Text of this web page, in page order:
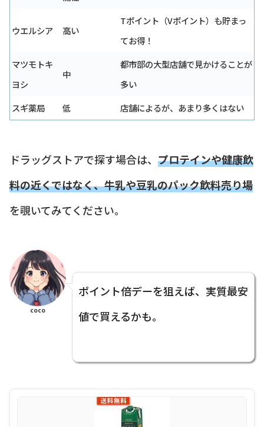
ウエルシア 高い
Tポイント（Vポイント）も貯まっ
てお得！
マツモトキ
ヨシ
中
都市部の大型店舗で見かけることが
多い
スギ薬局
低 店舗によるが、あまり多くはない
ドラッグストアで探す場合は、 プロテインや健康飲
料の近くではなく、牛乳や豆乳のパック飲料売り場
を覗いてみてください。
coco
ポイント倍デーを狙えば、実質最安
値で買えるかも。